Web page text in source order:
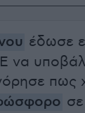
έδωσε
πως